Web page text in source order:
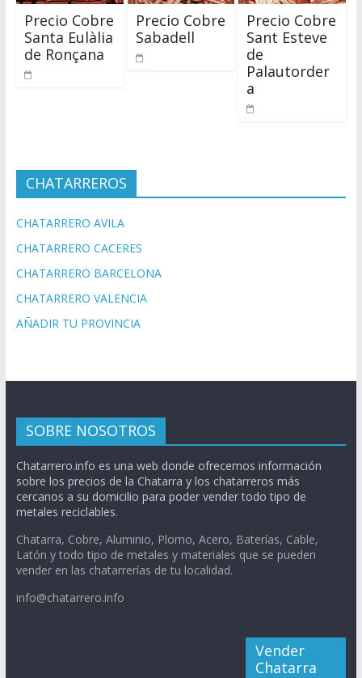
Precio Cobre
Santa Eulàlia
de Ronçana
Precio Cobre
Sabadell
Precio Cobre
Sant Esteve
de
Palautorder
a
CHATARREROS
CHATARRERO AVILA
CHATARRERO CACERES
CHATARRERO BARCELONA
CHATARRERO VALENCIA
AÑADIR TU PROVINCIA
SOBRE NOSOTROS
Chatarrero.info es una web donde ofrecemos información
sobre los precios de la Chatarra y los chatarreros más
cercanos a su domicilio para poder vender todo tipo de
metales reciclables.
Chatarra, Cobre, Aluminio, Plomo, Acero, Baterías, Cable,
Latón y todo tipo de metales y materiales que se pueden
vender en las chatarrerías de tu localidad.
info@chatarrero.info
Vender
Chatarra